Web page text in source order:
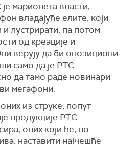
марионета власти,
владајуће елите, који
лустрирати, па потом
од креације и
верују да би опозициони
само да је РТС
да тамо раде новинари
мегафони.
из струке, попут
продукције РТС
оних који ће, по
наставити најчешће